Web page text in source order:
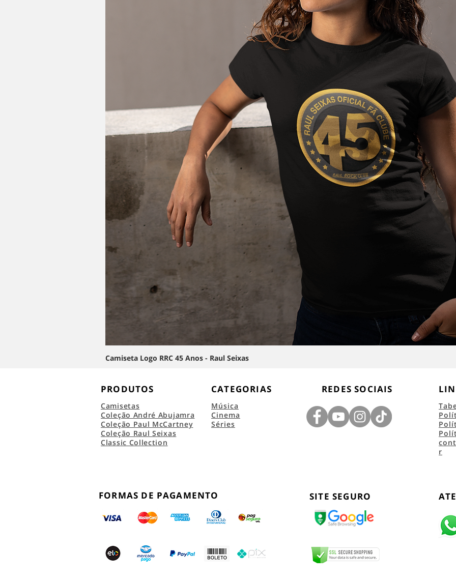
Camiseta Logo RRC 45 Anos - Raul Seixas
PRODUTOS
Camisetas
Coleção André Abujamra
Coleção Paul McCartney
Coleção Raul Seixas
Classic Collection
CATEGORIAS
Música
Cinema
Séries
REDES SOCIAIS
r
FORMAS DE PAGAMENTO SITE SEGURO